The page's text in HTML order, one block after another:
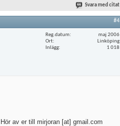
Svara med citat
#4
Reg.datum
maj 2006
Ort
Linköping
Inlägg
1 018
av er till mirjoran [at] gmail.com